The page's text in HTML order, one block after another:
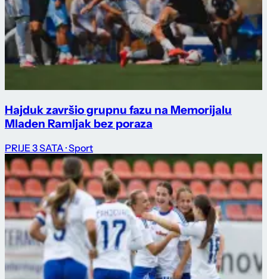
Hajduk završio grupnu fazu na Memorijalu
Mladen Ramljak bez poraza
PRIJE 3 SATA · Sport